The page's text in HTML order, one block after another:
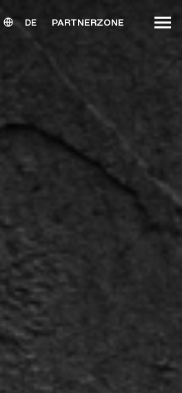
DE PARTNERZONE